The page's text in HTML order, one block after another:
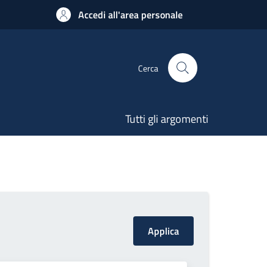
Accedi all'area personale
Cerca
Tutti gli argomenti